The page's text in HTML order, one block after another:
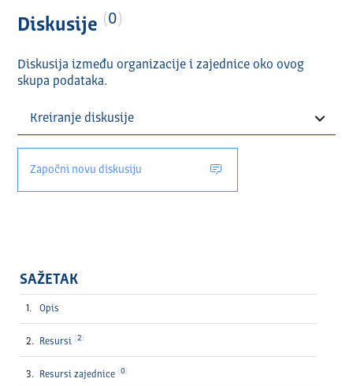
Diskusije 0
Diskusija između organizacije i zajednice oko ovog
skupa podataka.
Započni novu diskusiju
SAŽETAK
Opis
Resursi 2
Resursi zajednice 0